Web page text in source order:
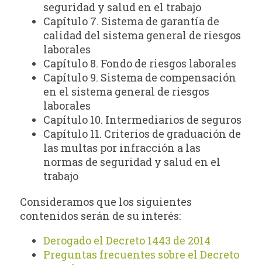
seguridad y salud en el trabajo
Capítulo 7. Sistema de garantía de
calidad del sistema general de riesgos
laborales
Capítulo 8. Fondo de riesgos laborales
Capítulo 9. Sistema de compensación
en el sistema general de riesgos
laborales
Capítulo 10. Intermediarios de seguros
Capítulo 11. Criterios de graduación de
las multas por infracción a las
normas de seguridad y salud en el
trabajo
Consideramos que los siguientes
contenidos serán de su interés:
Derogado el Decreto 1443 de 2014
Preguntas frecuentes sobre el Decreto